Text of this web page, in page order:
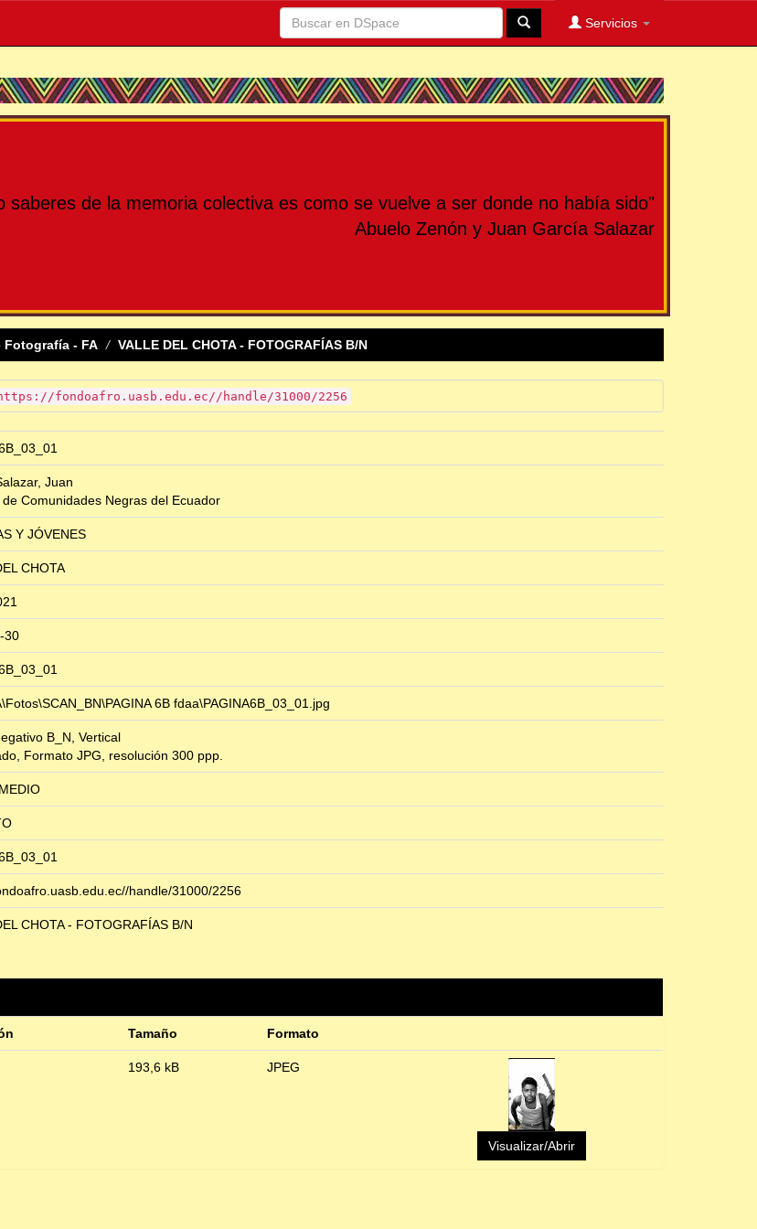
Servicios
saberes de la memoria colectiva es como se vuelve a ser donde no había sido"
Abuelo Zenón y Juan García Salazar
Fotografía - FA VALLE DEL CHOTA - FOTOGRAFÍAS B/N
fondoafro.uasb.edu.ec//handle/31000/2256
Juan
de Comunidades Negras del Ecuador
Y JÓVENES
CHOTA
30
6B fdaa\PAGINA6B_03_01.jpg
B_N, Vertical
Formato JPG, resolución 300 ppp.
handle/31000/2256
CHOTA - FOTOGRAFÍAS B/N
Tamaño Formato
193,6 kB JPEG
Visualizar/Abrir